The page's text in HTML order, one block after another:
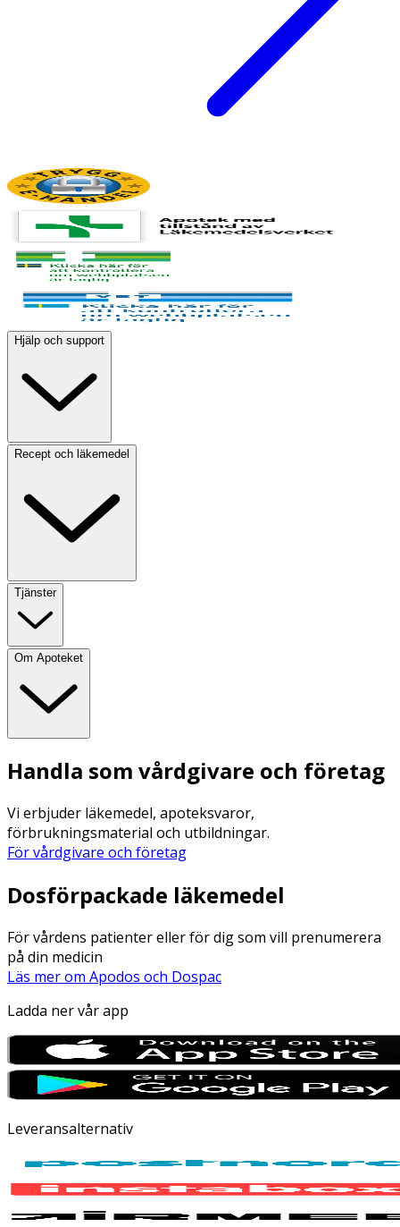
Hjälp och support
Recept och läkemedel
Tjänster
Om Apoteket
Handla som vårdgivare och företag
Vi erbjuder läkemedel, apoteksvaror,
förbrukningsmaterial och utbildningar.
För vårdgivare och företag
Dosförpackade läkemedel
För vårdens patienter eller för dig som vill prenumerera
på din medicin
Läs mer om Apodos och Dospac
Ladda ner vår app
Leveransalternativ